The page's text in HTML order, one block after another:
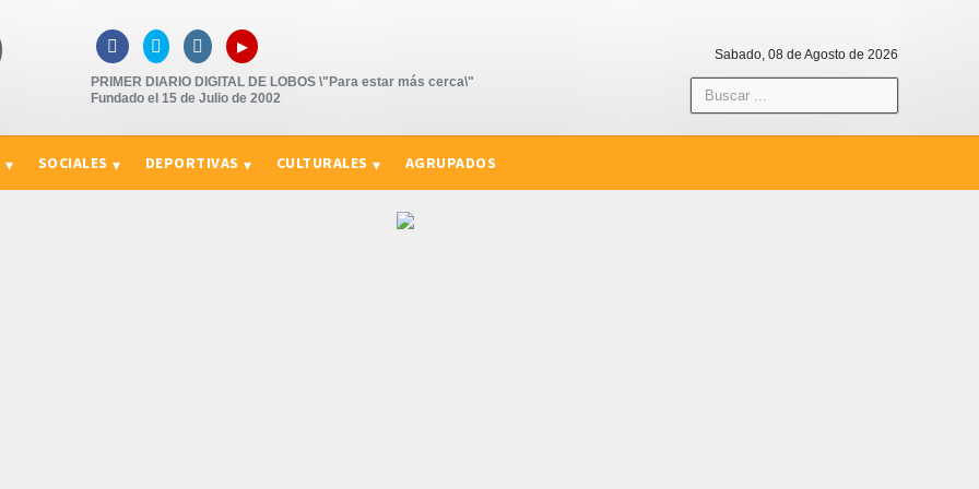
   ▸
PRIMER DIARIO DIGITAL DE LOBOS \"Para estar más cerca\"
Fundado el 15 de Julio de 2002
Sabado, 08 de Agosto de 2026
SOCIALES DEPORTIVAS CULTURALES AGRUPADOS